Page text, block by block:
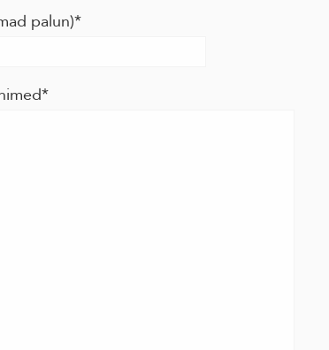
palun)